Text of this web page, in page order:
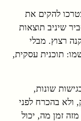
להקים את
שיניב תוצאות
רצוץ. מבלי
תוכנית עסקית,
שונות,
ולא בהכרח לפני
זמן מה, יכול